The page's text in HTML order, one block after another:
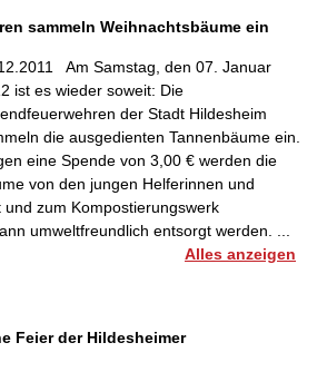
sammeln Weihnachtsbäume ein
Am Samstag, den 07. Januar
ist es wieder soweit: Die
der Stadt Hildesheim
die ausgedienten Tannenbäume ein.
eine Spende von 3,00 € werden die
von den jungen Helferinnen und
zum Kompostierungswerk
umweltfreundlich entsorgt werden. ...
Alles anzeigen
Feier der Hildesheimer